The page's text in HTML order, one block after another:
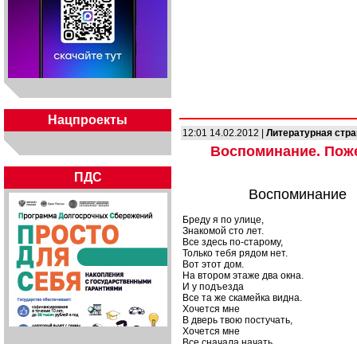
Нацпроекты
ПДС
12:01 14.02.2012 | Литературная
Воспоминание.
Воспоминание
Бреду я по улице,
Знакомой сто лет.
Все здесь по-старому,
Только тебя рядом нет.
Вот этот дом.
На втором этаже два окна.
И у подъезда
Все та же скамейка видна.
Хочется мне
В дверь твою постучать,
Хочется мне